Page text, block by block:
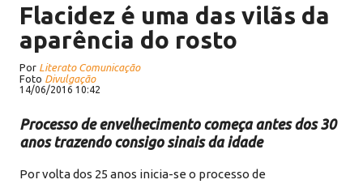
Flacidez é uma das vilãs da
aparência do rosto
Por Literato Comunicação
Foto Divulgação
14/06/2016 10:42
Processo de envelhecimento começa antes dos 30
anos trazendo consigo sinais da idade
Por volta dos 25 anos inicia-se o processo de